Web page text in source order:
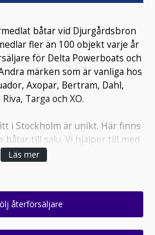
båtar vid Djurgårdsbron
fler än 100 objekt varje år
för Delta Powerboats och
märken som är vanliga hos
Axopar, Bertram, Dahl,
Targa och XO.
i Stockholm är unikt. Här finns
båtar till salu. Vi hjälper till med
vi samarbetar med Swedbank
hjälper vi till att anlita
innan avslut. Vi är
Läs mer
återförsäljare